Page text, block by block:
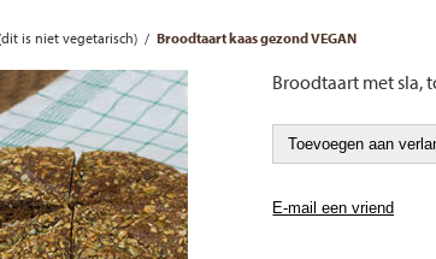
is niet vegetarisch) / Broodtaart kaas gezond VEGAN
Broodtaart met sla,